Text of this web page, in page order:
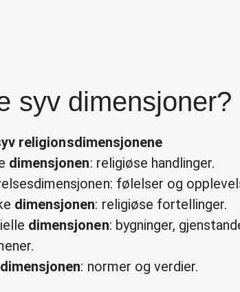
syv dimensjoner?
religionsdimensjonene
dimensjonen: religiøse handlinger.
følelser og
dimensjonen: religiøse fortellinger.
dimensjonen: bygninger,
dimensjonen: normer og verdier.